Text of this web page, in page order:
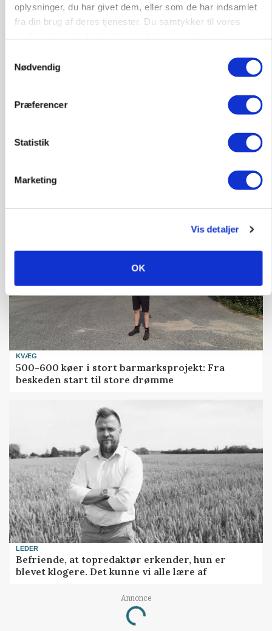
oplysninger, du har givet dem, eller som de har indsamlet
fra din brug af deres tjenester. Du samtykker til vores
Nødvendig
Præferencer
Statistik
Marketing
Vis detaljer
OK
MARKEDSFOKUS
Olien styrer råvaremarkederne
KVÆG
500-600 køer i stort barmarksprojekt: Fra
beskeden start til store drømme
LEDER
Befriende, at topredaktør erkender, hun er
blevet klogere. Det kunne vi alle lære af
Annonce
Loading...